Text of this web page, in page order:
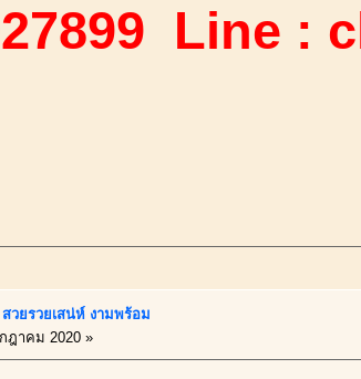
Line :
วยรวยเสน่ห์ งามพร้อม
ฎาคม 2020 »